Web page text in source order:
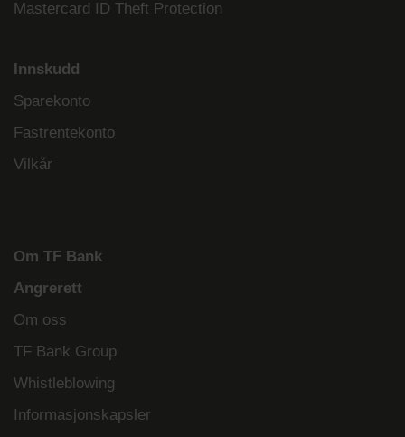
Mastercard ID Theft Protection
Innskudd
Sparekonto
Fastrentekonto
Vilkår
Om TF Bank
Angrerett
Om oss
TF Bank Group
Whistleblowing
Informasjonskapsler